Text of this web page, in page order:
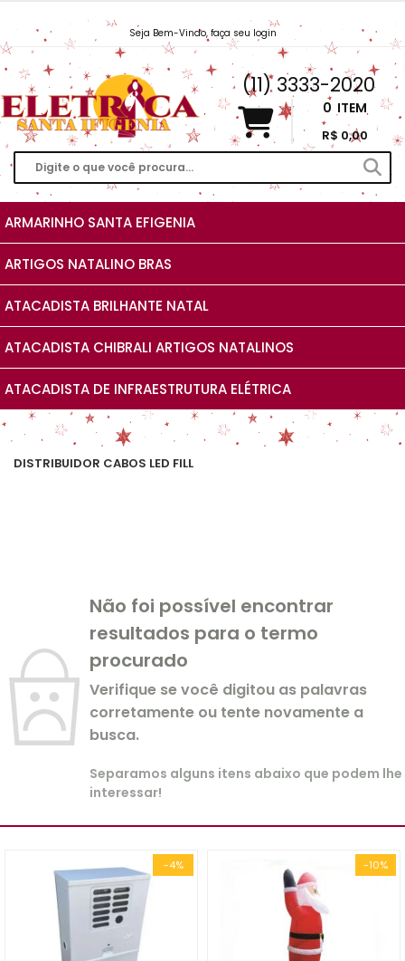
Seja Bem-Vindo, faça seu login
Vendas@EletricaSantaIfigenia.com.br
(11) 3333-2020
0 ITEM
R$ 0,00
ARMARINHO SANTA EFIGENIA
ARTIGOS NATALINO BRAS
ATACADISTA BRILHANTE NATAL
ATACADISTA CHIBRALI ARTIGOS NATALINOS
ATACADISTA DE INFRAESTRUTURA ELÉTRICA
DISTRIBUIDOR CABOS LED FILL
Não foi possível encontrar
resultados para o termo
procurado
Verifique se você digitou as palavras
corretamente ou tente novamente a
busca.
Separamos alguns itens abaixo que podem lhe
interessar!
-4% -10%